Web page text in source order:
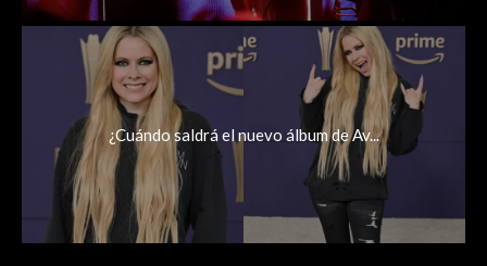
¿Cuándo saldrá el nuevo álbum de Av...